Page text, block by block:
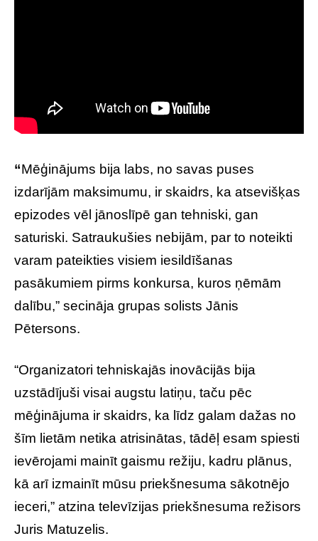
“Mēģinājums bija labs, no savas puses
izdarījām maksimumu, ir skaidrs, ka atsevišķas
epizodes vēl jānoslīpē gan tehniski, gan
saturiski. Satraukušies nebijām, par to noteikti
varam pateikties visiem iesildīšanas
pasākumiem pirms konkursa, kuros ņēmām
dalību,” secināja grupas solists Jānis
Pētersons.
“Organizatori tehniskajās inovācijās bija
uzstādījuši visai augstu latiņu, taču pēc
mēģinājuma ir skaidrs, ka līdz galam dažas no
šīm lietām netika atrisinātas, tādēļ esam spiesti
ievērojami mainīt gaismu režiju, kadru plānus,
kā arī izmainīt mūsu priekšnesuma sākotnējo
ieceri,” atzina televīzijas priekšnesuma režisors
Juris Matuzelis.